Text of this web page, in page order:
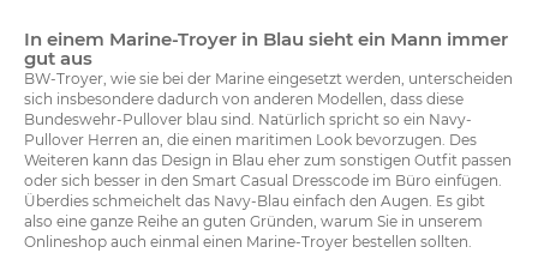
In einem Marine-Troyer in Blau sieht ein Mann immer
gut aus
BW-Troyer, wie sie bei der Marine eingesetzt werden, unterscheiden
sich insbesondere dadurch von anderen Modellen, dass diese
Bundeswehr-Pullover blau sind. Natürlich spricht so ein Navy-
Pullover Herren an, die einen maritimen Look bevorzugen. Des
Weiteren kann das Design in Blau eher zum sonstigen Outfit passen
oder sich besser in den Smart Casual Dresscode im Büro einfügen.
Überdies schmeichelt das Navy-Blau einfach den Augen. Es gibt
also eine ganze Reihe an guten Gründen, warum Sie in unserem
Onlineshop auch einmal einen Marine-Troyer bestellen sollten.